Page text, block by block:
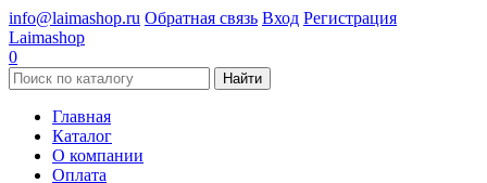
info@laimashop.ru Обратная связь Вход Регистрация
Laimashop
0
Найти
Главная
Каталог
О компании
Оплата